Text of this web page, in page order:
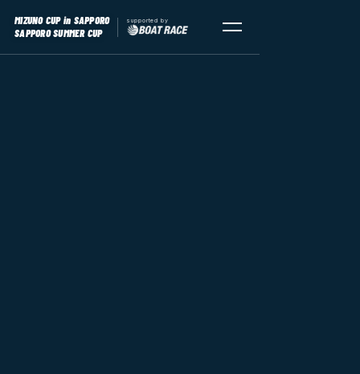
MIZUNO CUPin SAPPORO
SAPPORO SUMMER CUP
supported by